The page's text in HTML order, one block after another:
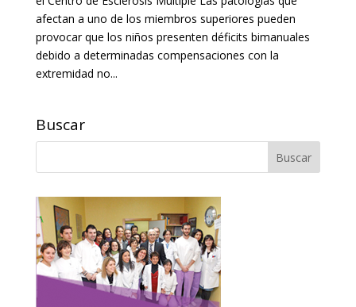
afectan a uno de los miembros superiores pueden
provocar que los niños presenten déficits bimanuales
debido a determinadas compensaciones con la
extremidad no...
Buscar